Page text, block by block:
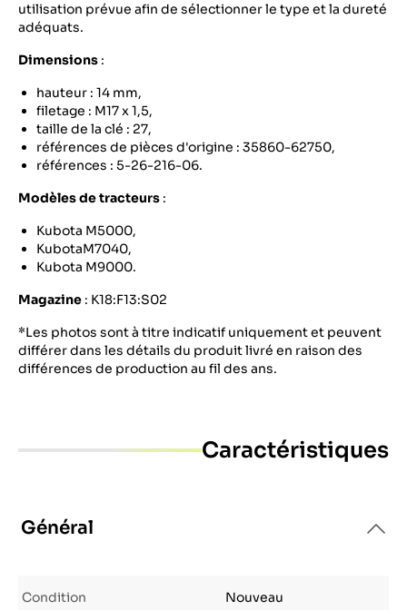
utilisation prévue afin de sélectionner le type et la dureté
adéquats.
Dimensions :
hauteur : 14 mm,
filetage : M17 x 1,5,
taille de la clé : 27,
références de pièces d'origine : 35860-62750,
références : 5-26-216-06.
Modèlesde tracteurs :
Kubota M5000,
KubotaM7040,
Kubota M9000.
Magazine : K18:F13:S02
*Les photos sont à titre indicatif uniquement et peuvent
différer dans les détails du produit livré en raison des
différences de production au fil des ans.
Caractéristiques
Général
Condition Nouveau